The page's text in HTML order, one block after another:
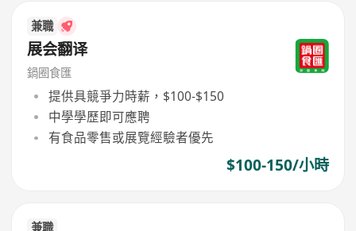
兼職
展会翻译
鍋圈食匯
提供具競爭力時薪，$100-$150
中學學歷即可應聘
有食品零售或展覽經驗者優先
$100-150/小時
兼職